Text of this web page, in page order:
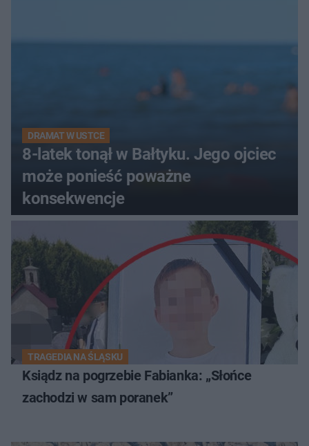
DRAMAT W USTCE
8-latek tonął w Bałtyku. Jego ojciec
może ponieść poważne
konsekwencje
TRAGEDIA NA ŚLĄSKU
Ksiądz na pogrzebie Fabianka: „Słońce
zachodzi w sam poranek”